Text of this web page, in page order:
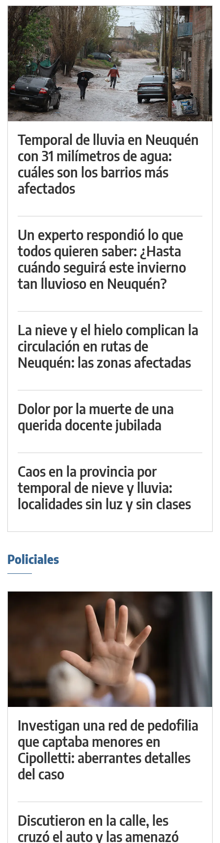
Temporal de lluvia en Neuquén
con 31 milímetros de agua:
cuáles son los barrios más
afectados
Un experto respondió lo que
todos quieren saber: ¿Hasta
cuándo seguirá este invierno
tan lluvioso en Neuquén?
La nieve y el hielo complican la
circulación en rutas de
Neuquén: las zonas afectadas
Dolor por la muerte de una
querida docente jubilada
Caos en la provincia por
temporal de nieve y lluvia:
localidades sin luz y sin clases
Policiales
Investigan una red de pedofilia
que captaba menores en
Cipolletti: aberrantes detalles
del caso
Discutieron en la calle, les
cruzó el auto y las amenazó